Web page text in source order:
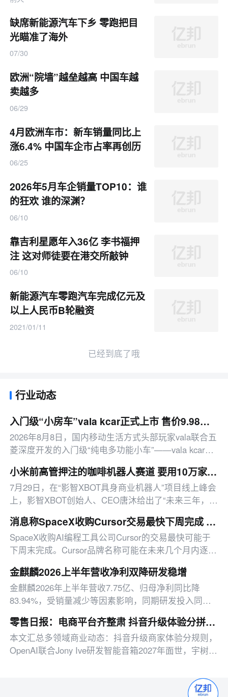
缺席新能源汽车下乡 零跑把目
光瞄准了海外
07/30
欧洲“院墙”越垒越高 中国车越
卖越多
06/29
4月欧洲车市：新车销量同比上
涨6.4% 中国车企市占率再创历
史新高
06/25
2026年5月车企销量TOP10：谁
的狂欢 谁的深渊？
06/10
靠吉利星愿年入36亿 李书福押
注 这对师徒要在港交所敲钟
06/10
新能源汽车零跑汽车完成亿元及
以上人民币B轮融资
2021/01/11
已经到底了哦
行业动态
入门级“小房车”vala kcar正式上市 售价9.98万元起
2026年8月8日，国内移动生活方式头部玩家vala联合五
菱深度开发的入门级“纯电多功能小车”——vala kcar正
价13.96万元。
小米前高管押注的咖啡机器人赛道 要用10万家门店PK瑞幸们？
7月29日，在“影智XBOT具身商业机器人”项目线上峰会
上，影智XBOT创始人、CEO唐沐给出了“未来三年，国
字是瑞幸与库迪国内在营门店数量总和的两倍。
消息称SpaceX收购Cursor交易最快下周完成 新产品或启用Grok品牌
SpaceX收购AI编程工具公司Cursor的交易最快可能于
下周末完成。Cursor品牌名称可能在未来几个月内逐步
金麒麟2026上半年营收净利双降研发稳增
金麒麟2026年上半年营收7.75亿、归母净利同比降
83.94%，受销量减少等因素影响，同期研发投入同比
零售日报：电商平台齐整肃 抖音升级体验分拼多多打击虚假宣传
本文汇总多领域商业动态：抖音升级商家体验分规则，
OpenAI联合Jony Ive研发智能音箱2027年面世，宇树科